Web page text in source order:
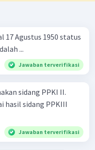
17 Agustus 1950 status
...
Jawaban terverifikasi
sidang PPKI II.
hasil sidang PPKIII
Jawaban terverifikasi